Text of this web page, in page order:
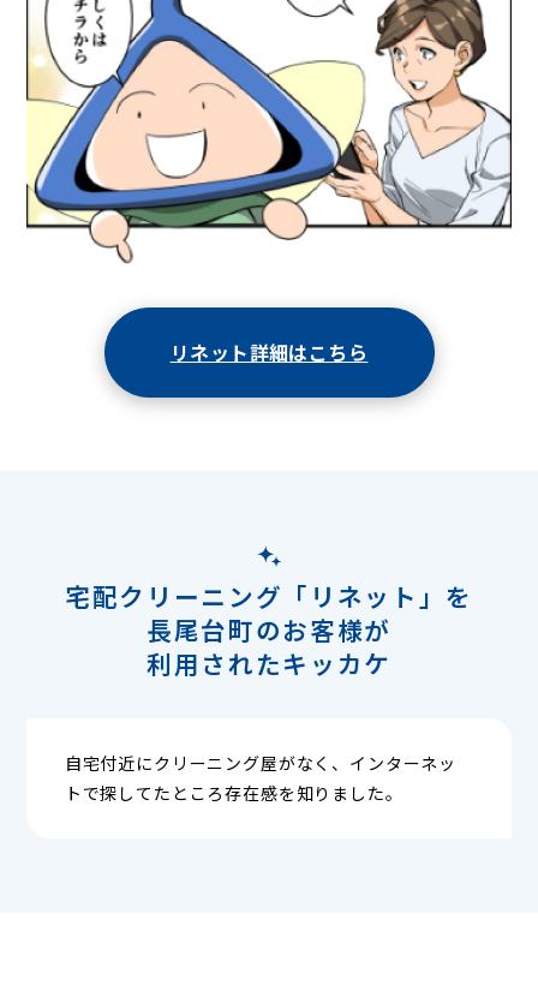
リネット詳細はこちら
宅配クリーニング「リネット」を
長尾台町のお客様が
利用されたキッカケ
自宅付近にクリーニング屋がなく、インターネッ
トで探してたところ存在感を知りました。